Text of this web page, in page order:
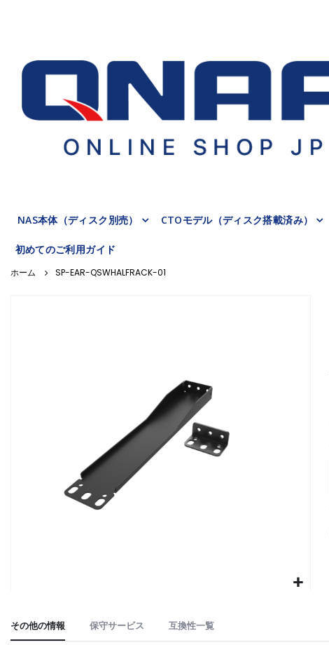
NAS本体（ディスク別売） CTOモデル（ディスク搭載済み）
初めてのご利用ガイド
SP-EAR-QSWHALFRACK-01
the
その他の情報 保守サービス 互換性一覧